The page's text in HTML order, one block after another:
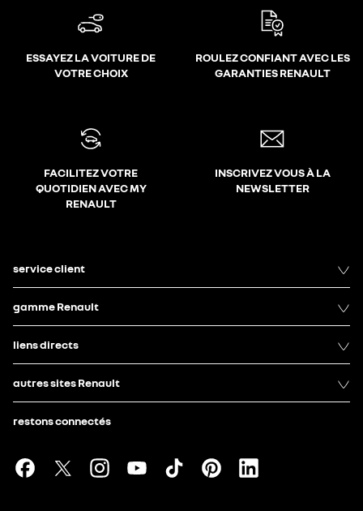
ESSAYEZ LA VOITURE DE
VOTRE CHOIX
ROULEZ CONFIANT AVEC LES
GARANTIES RENAULT
FACILITEZ VOTRE
QUOTIDIEN AVEC MY
RENAULT
INSCRIVEZ VOUS À LA
NEWSLETTER
service client
gamme Renault
liens directs
autres sites Renault
restons connectés